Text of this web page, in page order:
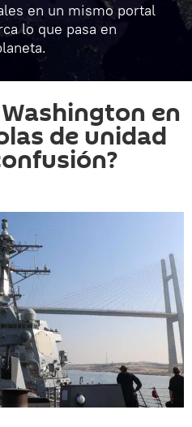
en un mismo portal
lo que pasa en
en
de unidad